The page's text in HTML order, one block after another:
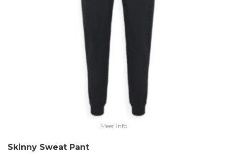
Meer Info
Skinny Sweat Pant